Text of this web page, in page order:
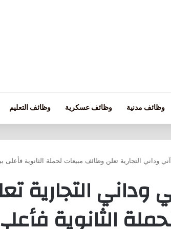
وظائف مدنية وظائف عسكرية وظائف التعليم
وداني التجارية تعلن وظائف مبيعات لحملة الثانوية فأعلى
وداني التجارية
الثانوية